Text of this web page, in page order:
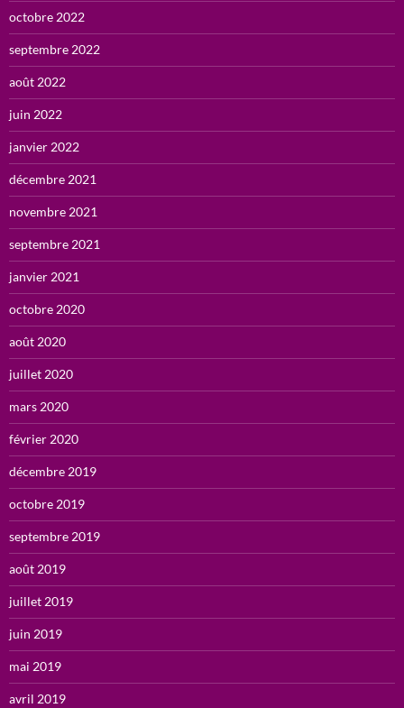
octobre 2022
septembre 2022
août 2022
juin 2022
janvier 2022
décembre 2021
novembre 2021
septembre 2021
janvier 2021
octobre 2020
août 2020
juillet 2020
mars 2020
février 2020
décembre 2019
octobre 2019
septembre 2019
août 2019
juillet 2019
juin 2019
mai 2019
avril 2019